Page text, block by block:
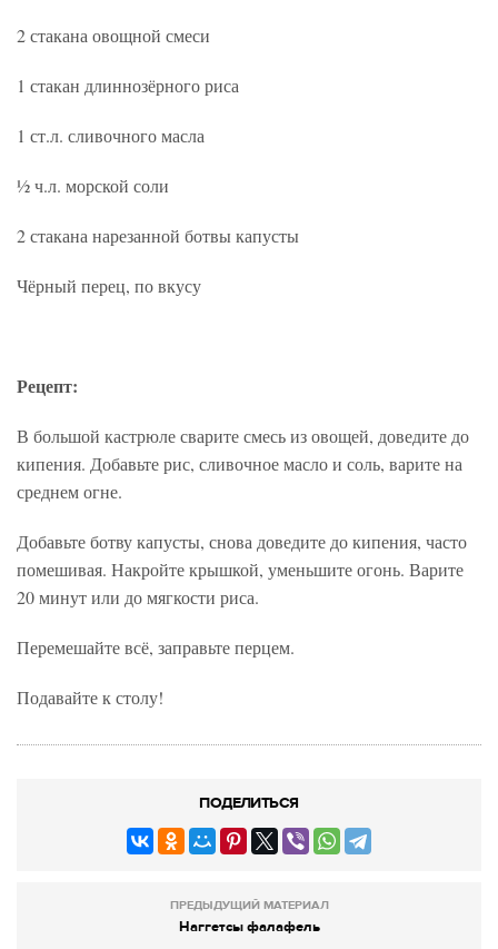
2 стакана овощной смеси
1 стакан длиннозёрного риса
1 ст.л. сливочного масла
½ ч.л. морской соли
2 стакана нарезанной ботвы капусты
Чёрный перец, по вкусу
Рецепт:
В большой кастрюле сварите смесь из овощей, доведите до
кипения. Добавьте рис, сливочное масло и соль, варите на
среднем огне.
Добавьте ботву капусты, снова доведите до кипения, часто
помешивая. Накройте крышкой, уменьшите огонь. Варите
20 минут или до мягкости риса.
Перемешайте всё, заправьте перцем.
Подавайте к столу!
ПОДЕЛИТЬСЯ
ПРЕДЫДУЩИЙ МАТЕРИАЛ
Наггетсы фалафель